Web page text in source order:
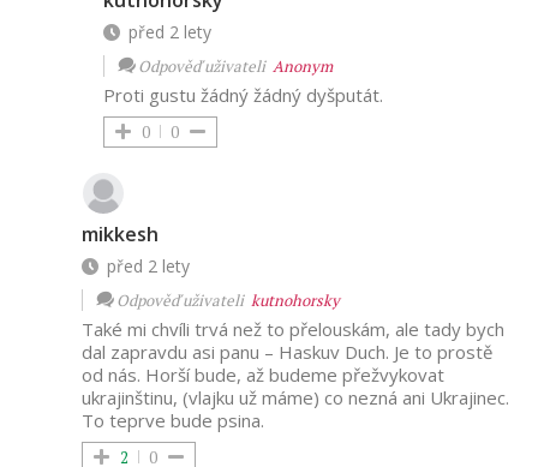
před 2 lety
Odpověď uživateli Anonym
Proti gustu žádný žádný dyšputát.
0 0
mikkesh
před 2 lety
Odpověď uživateli kutnohorsky
Také mi chvíli trvá než to přelouskám, ale tady bych
dal zapravdu asi panu – Haskuv Duch. Je to prostě
od nás. Horší bude, až budeme přežvykovat
ukrajinštinu, (vlajku už máme) co nezná ani Ukrajinec.
To teprve bude psina.
2 0